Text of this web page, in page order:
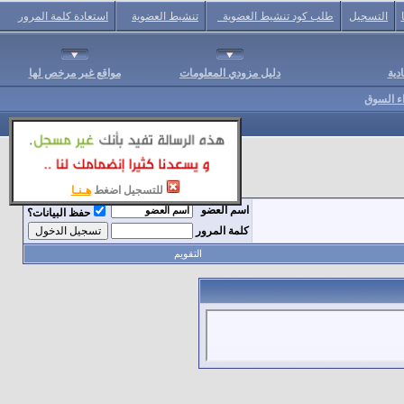
للتسجيل اضغط هـنـا
التسجيل طلب كود تنشيط العضوية تنشيط العضوية استعادة كلمة المرور
دليل مزودي المعلومات مواقع غير مرخص لها
السوق
اسم العضو
حفظ البيانات؟
كلمة المرور
التقويم